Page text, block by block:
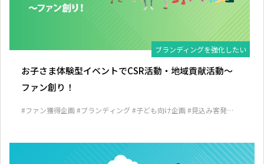
ブランディングを強化したい
お子さま体験型イベントでCSR活動・地域貢献活動～
ファン創り！
#ファン獲得企画 #ブランディング #子ども向け企画 #見込み客発掘